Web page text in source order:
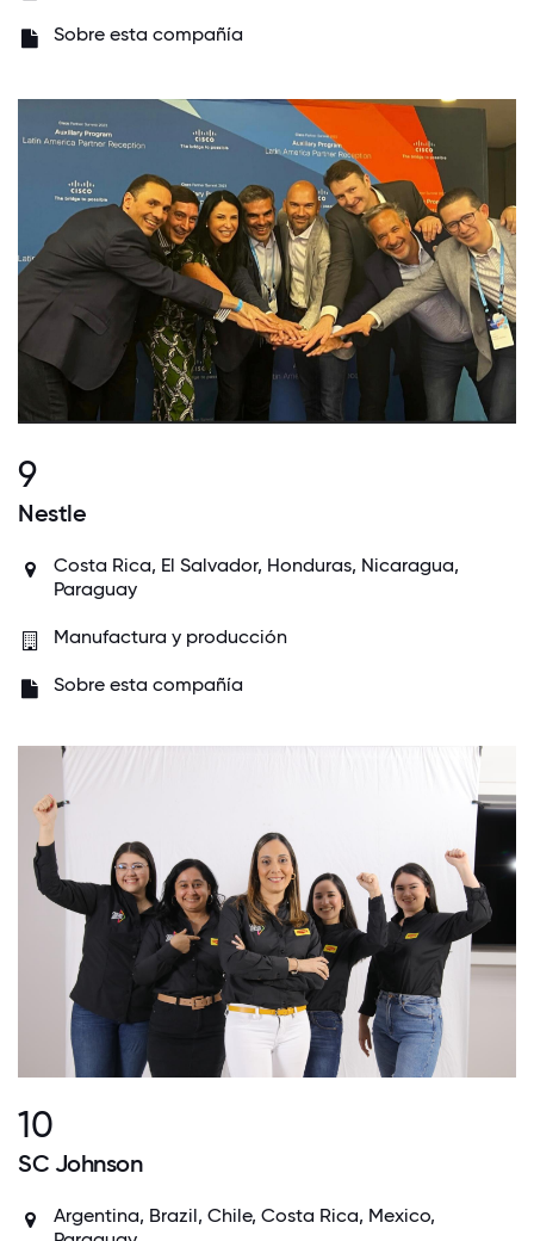
Sobre esta compañía
9
Nestle
Costa Rica, El Salvador, Honduras, Nicaragua,
Paraguay
Manufactura y producción
Sobre esta compañía
10
SC Johnson
Argentina, Brazil, Chile, Costa Rica, Mexico,